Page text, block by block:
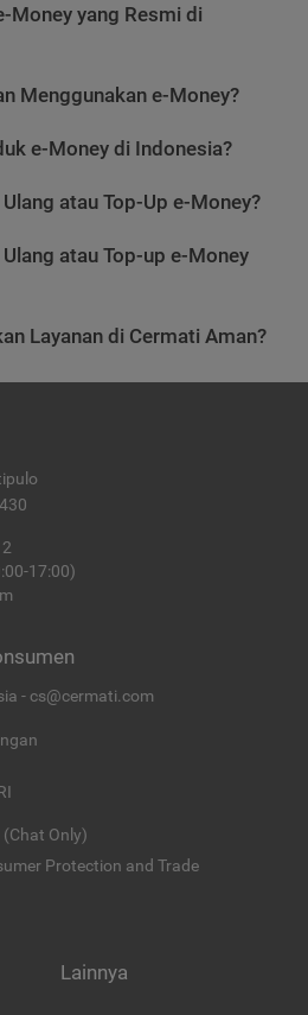
Money yang Resmi di
Menggunakan e-Money?
e-Money di Indonesia?
atau Top-Up e-Money?
atau Top-up e-Money
Layanan di Cermati Aman?
17:00)
- cs@cermati.com
Only)
Protection and Trade
Lainnya